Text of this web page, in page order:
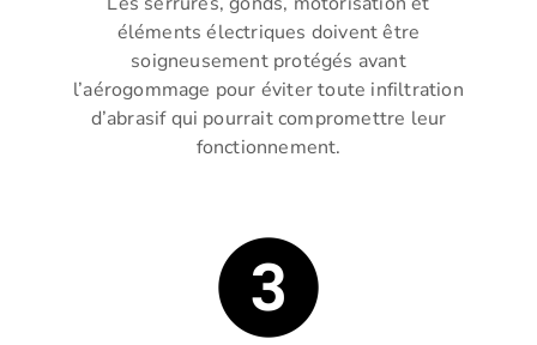
éléments électriques doivent être
soigneusement protégés avant
l’aérogommage pour éviter toute infiltration
d’abrasif qui pourrait compromettre leur
fonctionnement.